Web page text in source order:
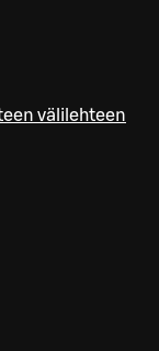
välilehteen